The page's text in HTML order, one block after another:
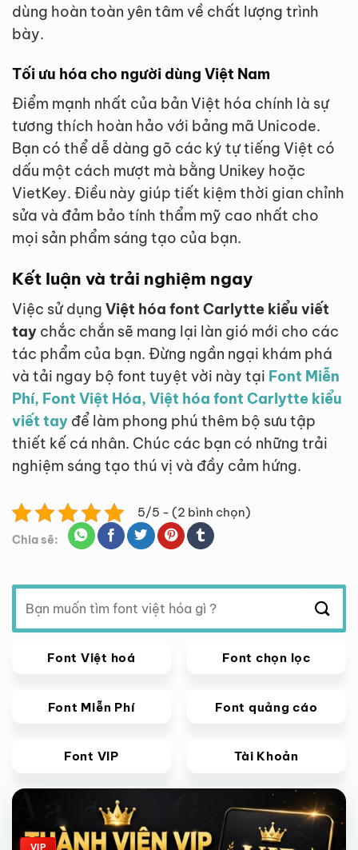
dùng hoàn toàn yên tâm về chất lượng trình
bày.
Tối ưu hóa cho người dùng Việt Nam
Điểm mạnh nhất của bản Việt hóa chính là sự
tương thích hoàn hảo với bảng mã Unicode.
Bạn có thể dễ dàng gõ các ký tự tiếng Việt có
dấu một cách mượt mà bằng Unikey hoặc
VietKey. Điều này giúp tiết kiệm thời gian chỉnh
sửa và đảm bảo tính thẩm mỹ cao nhất cho
mọi sản phẩm sáng tạo của bạn.
Kết luận và trải nghiệm ngay
Việc sử dụng Việt hóa font Carlytte kiểu viết
tay chắc chắn sẽ mang lại làn gió mới cho các
tác phẩm của bạn. Đừng ngần ngại khám phá
và tải ngay bộ font tuyệt vời này tại Font Miễn
Phí, Font Việt Hóa, Việt hóa font Carlytte kiểu
viết tay để làm phong phú thêm bộ sưu tập
thiết kế cá nhân. Chúc các bạn có những trải
nghiệm sáng tạo thú vị và đầy cảm hứng.
5/5 - (2 bình chọn)
Chia sẽ:
Tìm
kiếm:
Font Việt hoá Font chọn lọc
Font Miễn Phí Font quảng cáo
Font VIP Tài Khoản
Giảm giá!
VIP